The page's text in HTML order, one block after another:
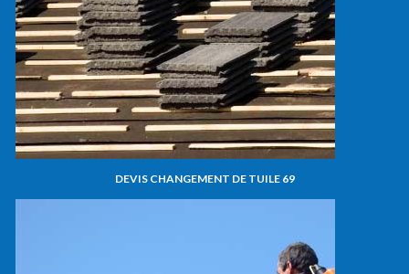
DEVIS CHANGEMENT DE TUILE 69